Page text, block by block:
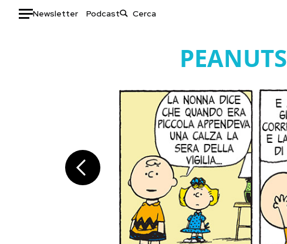
Newsletter Podcast
Tecnologia
Internet
Scienza
Moda
Libri
Consumismi
Storie/Idee
Ok Boomer!
Europa
Altrecose
Mondiali calcio 2026
PEANUTS